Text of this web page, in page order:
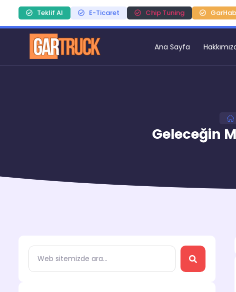
Teklif Al E-Ticaret Chip Tuning
Ana Sayfa
Geleceğin